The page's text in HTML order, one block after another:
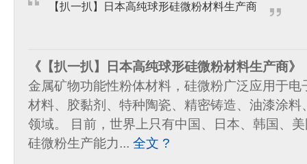
【扒一扒】日本高纯球形硅微粉材料生产商
《【扒一扒】日本高纯球形硅微粉材料生产商》
金属矿物功能性粉体材料，硅微粉广泛应用于电
材料、胶黏剂、特种陶瓷、精密铸造、油漆涂料
领域。 目前，世界上只有中国、日本、韩国、
硅微粉生产能力... 全文 ?